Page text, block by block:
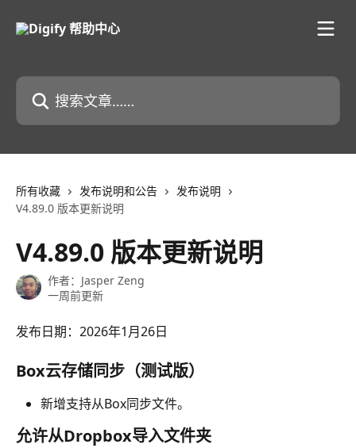
搜索文章……
所有收藏 发布说明和公告
发布说明
V4.89.0 版本更新说明
V4.89.0 版本更新说明
作者： Jasper Zeng
一周前更新
发布日期：2026年1月26日
Box云存储同步（测试版）
新增支持从Box同步文件。
允许从Dropbox导入文件夹